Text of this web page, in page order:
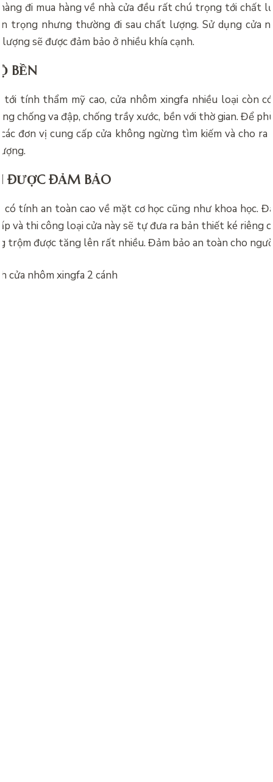
đi mua hàng về nhà cửa đều rất chú trọng tới chất
trọng nhưng thường đi sau chất lượng. Sử dụng cửa
sẽ được đảm bảo ở nhiều khía cạnh.
BỀN
tới tính thẩm mỹ cao, cửa nhôm xingfa nhiều loại còn
chống va đập, chống trầy xước, bền với thờ gian. Để
đơn vị cung cấp cửa không ngừng tìm kiếm và cho ra
ĐƯỢC ĐẢM BẢO
có tính an toàn cao về mặt cơ học cũng như khoa học.
và thi công loại cửa này sẽ tự đưa ra bản thiết ké riêng
trộm được tăng lên rất nhiều. Đảm bảo an toàn cho